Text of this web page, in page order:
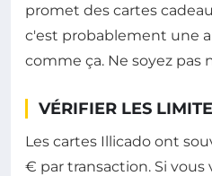
promet des cartes
c'est probablement une
comme ça. Ne soyez pas
VÉRIFIER LES
Les cartes Illicado ont
€ par transaction. Si vous